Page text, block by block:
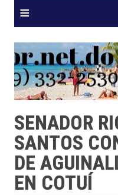
≡
SENADOR
SANTOS
DE
EN COTUÍ